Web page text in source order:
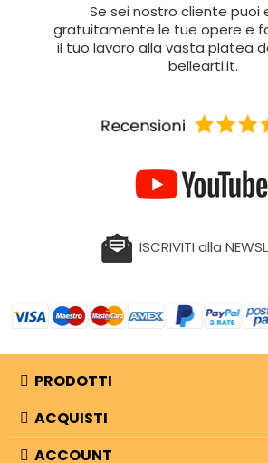
Se sei nostro cliente puoi
gratuitamente le tue opere e
il tuo lavoro alla vasta platea
bellearti.it.
ISCRIVITI alla
PRODOTTI
ACQUISTI
ACCOUNT